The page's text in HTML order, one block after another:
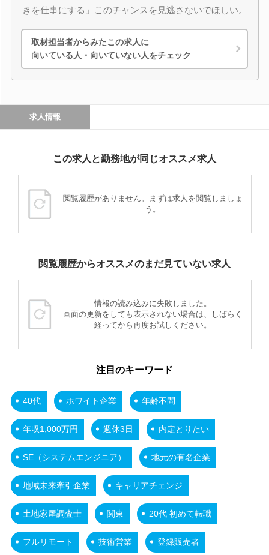
きを仕事にする」このチャンスを見逃さないでほしい。
取材担当者からみたこの求人に
向いている人・向いていない人をチェック
求人情報
この求人と勤務地が同じオススメ求人
閲覧履歴がありません。まずは求人を閲覧しましょ
う。
閲覧履歴からオススメのまだ見ていない求人
情報の読み込みに失敗しました。
画面の更新をしても表示されない場合は、しばらく
経ってから再度お試しください。
注目のキーワード
40代 ホワイト企業 年齢不問
年収1,000万円 週休3日 内定とりたい
SE（システムエンジニア） 地元の有名企業
地域未来牽引企業 キャリアチェンジ
土地家屋調査士 関東 20代 初めて転職
フルリモート 技術営業 登録販売者